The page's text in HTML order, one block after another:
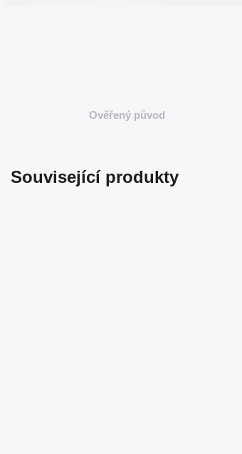
Ověřený původ
Související produkty